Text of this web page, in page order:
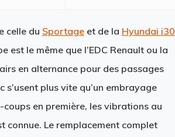
celle du Sportageet de la Hyundai i30
le même que l’EDC Renault ou la
en alternance pour des passages
plus vite qu’un embrayage
en première, les vibrations au
connue. Le remplacement complet